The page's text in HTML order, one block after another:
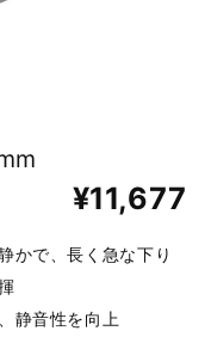
¥11,677
かで、長く急な下り
静音性を向上